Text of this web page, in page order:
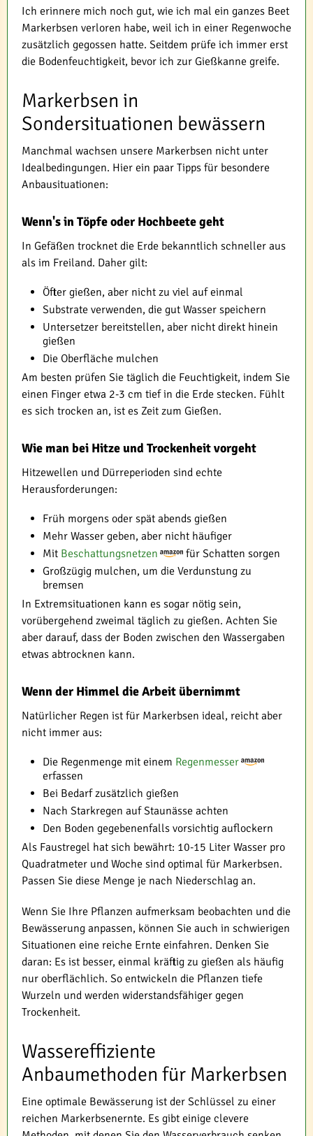
Ich erinnere mich noch gut, wie ich mal ein ganzes Beet
Markerbsen verloren habe, weil ich in einer Regenwoche
zusätzlich gegossen hatte. Seitdem prüfe ich immer erst
die Bodenfeuchtigkeit, bevor ich zur Gießkanne greife.
Markerbsen in
Sondersituationen bewässern
Manchmal wachsen unsere Markerbsen nicht unter
Idealbedingungen. Hier ein paar Tipps für besondere
Anbausituationen:
Wenn's in Töpfe oder Hochbeete geht
In Gefäßen trocknet die Erde bekanntlich schneller aus
als im Freiland. Daher gilt:
Öfter gießen, aber nicht zu viel auf einmal
Substrate verwenden, die gut Wasser speichern
Untersetzer bereitstellen, aber nicht direkt hinein
gießen
Die Oberfläche mulchen
Am besten prüfen Sie täglich die Feuchtigkeit, indem Sie
einen Finger etwa 2-3 cm tief in die Erde stecken. Fühlt
es sich trocken an, ist es Zeit zum Gießen.
Wie man bei Hitze und Trockenheit vorgeht
Hitzewellen und Dürreperioden sind echte
Herausforderungen:
Früh morgens oder spät abends gießen
Mehr Wasser geben, aber nicht häufiger
Mit Beschattungsnetzen
für Schatten sorgen
Großzügig mulchen, um die Verdunstung zu
bremsen
In Extremsituationen kann es sogar nötig sein,
vorübergehend zweimal täglich zu gießen. Achten Sie
aber darauf, dass der Boden zwischen den Wassergaben
etwas abtrocknen kann.
Wenn der Himmel die Arbeit übernimmt
Natürlicher Regen ist für Markerbsen ideal, reicht aber
nicht immer aus:
Die Regenmenge mit einem Regenmesser
erfassen
Bei Bedarf zusätzlich gießen
Nach Starkregen auf Staunässe achten
Den Boden gegebenenfalls vorsichtig auflockern
Als Faustregel hat sich bewährt: 10-15 Liter Wasser pro
Quadratmeter und Woche sind optimal für Markerbsen.
Passen Sie diese Menge je nach Niederschlag an.
Wenn Sie Ihre Pflanzen aufmerksam beobachten und die
Bewässerung anpassen, können Sie auch in schwierigen
Situationen eine reiche Ernte einfahren. Denken Sie
daran: Es ist besser, einmal kräftig zu gießen als häufig
nur oberflächlich. So entwickeln die Pflanzen tiefe
Wurzeln und werden widerstandsfähiger gegen
Trockenheit.
Wassereffiziente
Anbaumethoden für Markerbsen
Eine optimale Bewässerung ist der Schlüssel zu einer
reichen Markerbsenernte. Es gibt einige clevere